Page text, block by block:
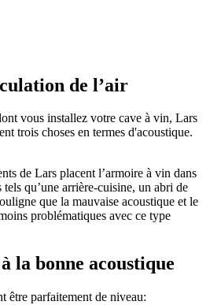
de l’air
vous installez votre cave à vin, Lars
trois choses en termes d'acoustique.
de Lars placent l’armoire à vin dans
qu’une arrière-cuisine, un abri de
que la mauvaise acoustique et le
problématiques avec ce type
la bonne acoustique
être parfaitement de niveau: